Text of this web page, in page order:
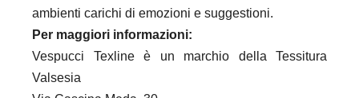
ambienti carichi di emozioni e suggestioni.
Per maggiori informazioni:
Vespucci Texline è un marchio della Tessitura
Valsesia